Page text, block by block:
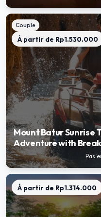
Couple
À partir de Rp1.530.000
Mount Batur Sunrise
Adventure with
Pas
À partir de Rp1.314.000